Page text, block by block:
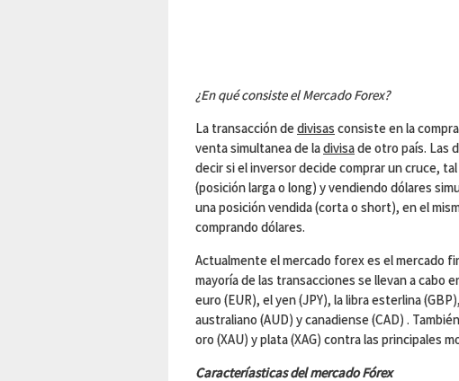
¿En qué consiste el Mercado Forex?
La transacción dedivisas consiste en la
venta simultanea de ladivisade otro país. Las
decir si el inversor decide comprar un cruce,
(posición larga o long) y vendiendo dólares
una posición vendida (corta o short), en el
comprando dólares.
Actualmente el mercado forex es el mercado
mayoría de las transacciones se llevan a cabo
euro (EUR), el yen (JPY), la libra esterlina
australiano (AUD) y canadiense (CAD) .
oro (XAU) y plata (XAG) contra las principales
Caracteríasticas del mercado Fórex